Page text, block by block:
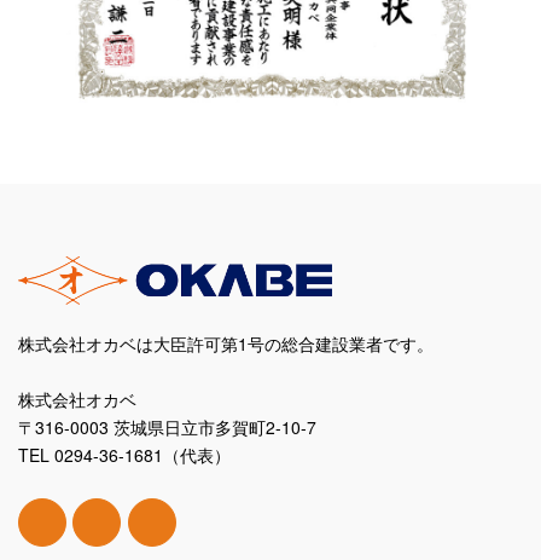
株式会社オカベは大臣許可第1号の総合建設業者です。
株式会社オカベ
〒316-0003 茨城県日立市多賀町2-10-7
TEL 0294-36-1681（代表）